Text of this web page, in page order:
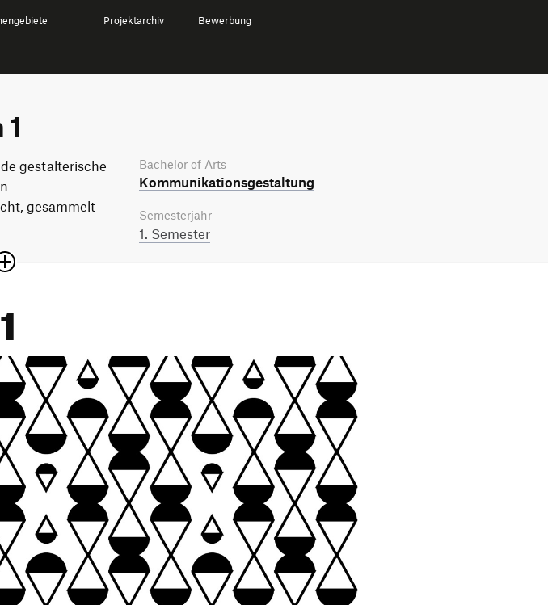
Projektarchiv Bewerbung
gestalterische
gesammelt
Bachelor of Arts
Kommunikations­gestaltung
Semesterjahr
1. Semester